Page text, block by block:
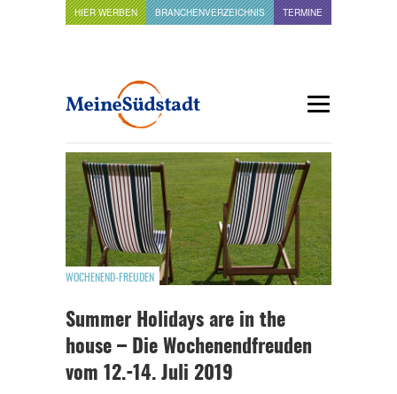
HIER WERBEN BRANCHENVERZEICHNIS TERMINE
WOCHENEND-FREUDEN
Summer Holidays are in the
house – Die Wochenendfreuden
vom 12.-14. Juli 2019